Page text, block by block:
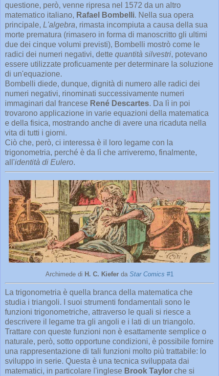
questione, però, venne ripresa nel 1572 da un altro
matematico italiano, Rafael Bombelli. Nella sua opera
principale, L'algebra, rimasta incompiuta a causa della sua
morte prematura (rimasero in forma di manoscritto gli ultimi
due dei cinque volumi previsti), Bombelli mostrò come le
radici dei numeri negativi, dette quantità silvestri, potevano
essere utilizzate proficuamente per determinare la soluzione
di un'equazione.
Bombelli diede, dunque, dignità di numero alle radici dei
numeri negativi, rinominati successivamente numeri
immaginari dal francese René Descartes. Da lì in poi
trovarono applicazione in varie equazioni della matematica
e della fisica, mostrando anche di avere una ricaduta nella
vita di tutti i giorni.
Ciò che, però, ci interessa è il loro legame con la
trigonometria, perché è da lì che arriveremo, finalmente,
all'identità di Eulero.
Archimede di H. C. Kiefer da Star Comics #1
La trigonometria è quella branca della matematica che
studia i triangoli. I suoi strumenti fondamentali sono le
funzioni trigonometriche, attraverso le quali si riesce a
descrivere il legame tra gli angoli e i lati di un triangolo.
Trattare con queste funzioni non è esattamente semplice o
naturale, però, sotto opportune condizioni, è possibile fornire
una rappresentazione di tali funzioni molto più trattabile: lo
sviluppo in serie. Questa è una tecnica sviluppata dai
matematici, in particolare l'inglese Brook Taylor che si